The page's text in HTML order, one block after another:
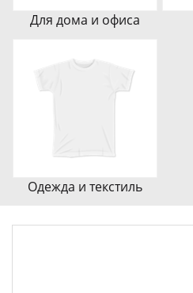
Для дома и офиса
Одежда и текстиль